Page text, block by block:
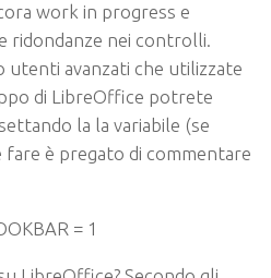
work in progress e
ridondanze nei controlli.
utenti avanzati che utilizzate
di LibreOffice potrete
la la variabile (se
fare è pregato di commentare
= 1